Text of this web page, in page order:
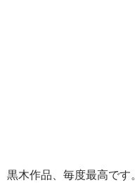
黒木作品、毎度最高で